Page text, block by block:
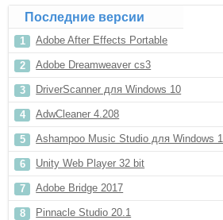
Последние версии
Adobe After Effects Portable
Adobe Dreamweaver cs3
DriverScanner для Windows 10
AdwCleaner 4.208
Ashampoo Music Studio для Windows
Unity Web Player 32 bit
Adobe Bridge 2017
Pinnacle Studio 20.1